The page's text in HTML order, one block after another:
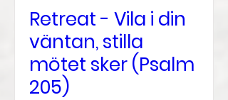
Retreat - Vila i din
väntan, stilla
mötet sker (Psalm
205)